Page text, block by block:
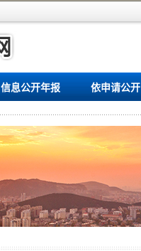
信息公开年报 依申请公开